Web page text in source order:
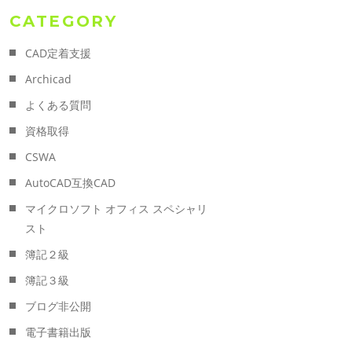
CATEGORY
CAD定着支援
Archicad
よくある質問
資格取得
CSWA
AutoCAD互換CAD
マイクロソフト オフィス スペシャリ
スト
簿記２級
簿記３級
ブログ非公開
電子書籍出版